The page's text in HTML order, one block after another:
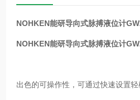
NOHKEN能研导向式脉搏液位计
NOHKEN能研导向式脉搏液位计
出色的可操作性，可通过快速设置